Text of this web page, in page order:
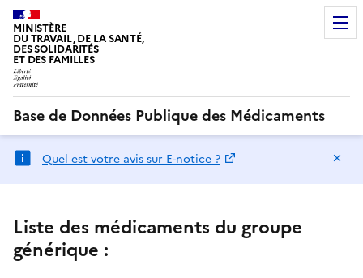
MINISTÈRE
DU TRAVAIL, DE LA SANTÉ,
DES SOLIDARITÉS
ET DES FAMILLES
Base de Données Publique des Médicaments
Quel est votre avis sur E-notice ?
Liste des médicaments du groupe
générique :